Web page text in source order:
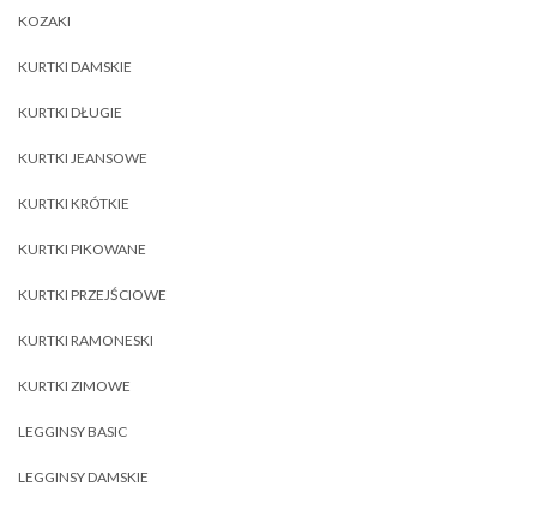
KOZAKI
KURTKI DAMSKIE
KURTKI DŁUGIE
KURTKI JEANSOWE
KURTKI KRÓTKIE
KURTKI PIKOWANE
KURTKI PRZEJŚCIOWE
KURTKI RAMONESKI
KURTKI ZIMOWE
LEGGINSY BASIC
LEGGINSY DAMSKIE